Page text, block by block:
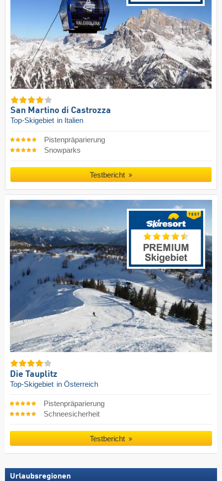
San Martino di Castrozza
Top-Skigebiet in Italien
Pistenpräparierung
Snowparks
Testbericht
Die Tauplitz
Top-Skigebiet in Österreich
Pistenpräparierung
Schneesicherheit
Testbericht
Urlaubsregionen